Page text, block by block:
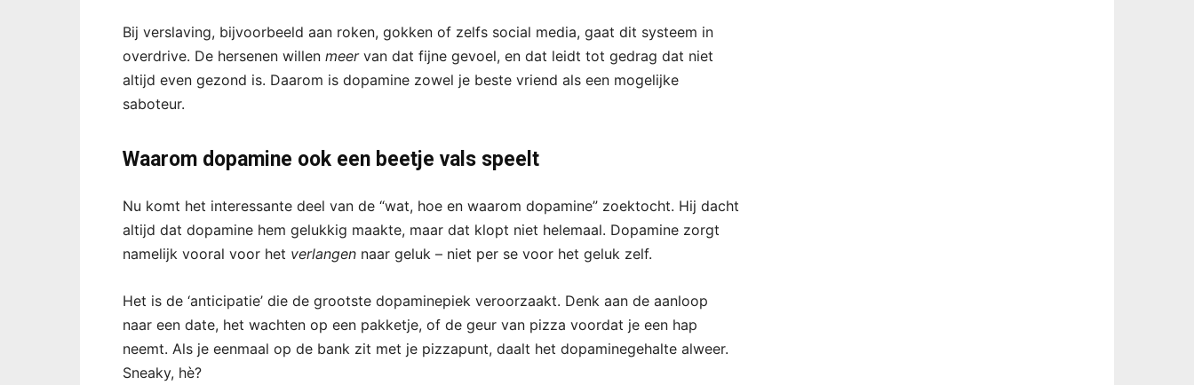
Bij verslaving, bijvoorbeeld aan roken, gokken of zelfs social media, gaat dit systeem in
overdrive. De hersenen willen meervan dat fijne gevoel, en dat leidt tot gedrag dat niet
altijd even gezond is. Daarom is dopamine zowel je beste vriend als een mogelijke
saboteur.
Waarom dopamine ook een beetje vals speelt
Nu komt het interessante deel van de “wat, hoe en waarom dopamine” zoektocht. Hij dacht
altijd dat dopamine hem gelukkig maakte, maar dat klopt niet helemaal. Dopamine zorgt
namelijk vooral voor het verlangen naar geluk – niet per se voor het geluk zelf.
Het is de ‘anticipatie’ die de grootste dopaminepiek veroorzaakt. Denk aan de aanloop
naar een date, het wachten op een pakketje, of de geur van pizza voordat je een hap
neemt. Als je eenmaal op de bank zit met je pizzapunt, daalt het dopaminegehalte alweer.
Sneaky, hè?